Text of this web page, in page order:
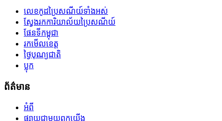
លេខកូដប្រៃសណីយ៍ទាំងអស់
ស្វែងរកការិយាល័យប្រៃសណីយ៍
ផែនទីកម្ពុជា
រកមើលខេត្ត
ថ្ងៃបុណ្យជាតិ
ប្លុក
ព័ត៌មាន
អំពី
ផ្សាយជាមួយពួកយើង